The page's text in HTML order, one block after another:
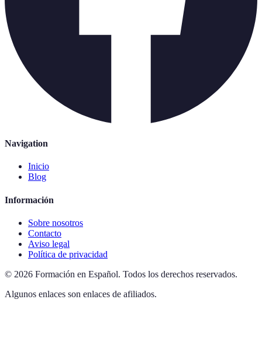
Navigation
Inicio
Blog
Información
Sobre nosotros
Contacto
Aviso legal
Política de privacidad
© 2026 Formación en Español. Todos los derechos reservados.
Algunos enlaces son enlaces de afiliados.